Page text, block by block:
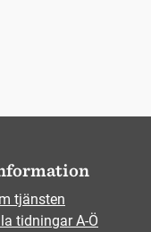
tjänsten
tidningar A-Ö